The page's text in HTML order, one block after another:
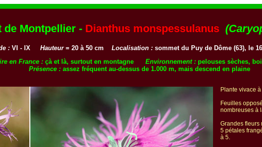
de Montpellier - Dianthus monspessulanus
:VI - IX Hauteur = 20 à 50 cm Localisation :sommet du Puy de Dôme (63), le
en France : çà et là, surtout en montagne Environnement : pelouses sèches,
Présence : assez fréquent au-dessus de 1.000 m, mais descend en plaine
Plante vivace
Feuilles
nombreuses à
Grandes fleurs
5 pétales
à 5.